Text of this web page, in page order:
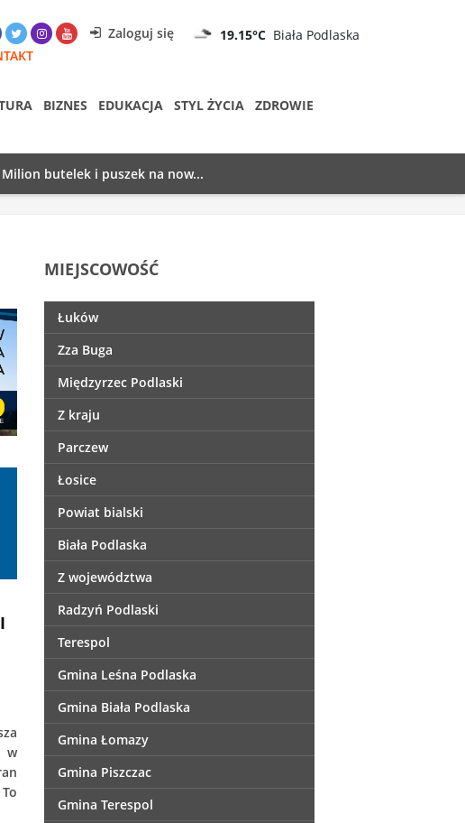
Zaloguj się 19.15°C Biała Podlaska
BIZNES EDUKACJA STYL ŻYCIA
ZDROWIE
Milion butelek i puszek na now...
w
MIEJSCOWOŚĆ
Łuków
Zza Buga
Międzyrzec Podlaski
Z kraju
Parczew
Łosice
Powiat bialski
Biała Podlaska
Z województwa
Radzyń Podlaski
Terespol
Gmina Leśna Podlaska
Gmina Biała Podlaska
Gmina Łomazy
Gmina Piszczac
Gmina Terespol